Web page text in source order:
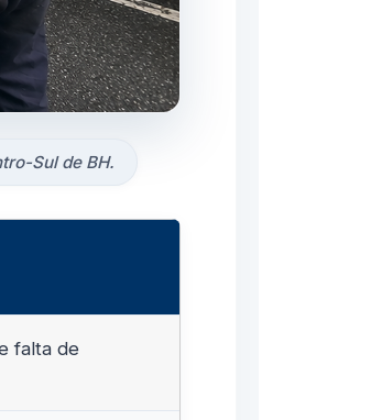
Sul de BH.
falta de